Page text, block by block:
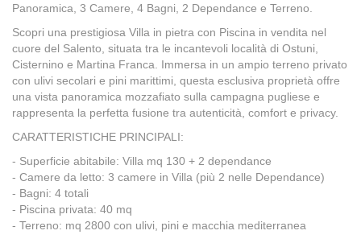
Panoramica, 3 Camere, 4 Bagni, 2 Dependance e Terreno.
Scopri una prestigiosa Villa in pietra con Piscina in vendita nel
cuore del Salento, situata tra le incantevoli località di Ostuni,
Cisternino e Martina Franca. Immersa in un ampio terreno privato
con ulivi secolari e pini marittimi, questa esclusiva proprietà offre
una vista panoramica mozzafiato sulla campagna pugliese e
rappresenta la perfetta fusione tra autenticità, comfort e privacy.
CARATTERISTICHE PRINCIPALI:
- Superficie abitabile: Villa mq 130 + 2 dependance
- Camere da letto: 3 camere in Villa (più 2 nelle Dependance)
- Bagni: 4 totali
- Piscina privata: 40 mq
- Terreno: mq 2800 con ulivi, pini e macchia mediterranea